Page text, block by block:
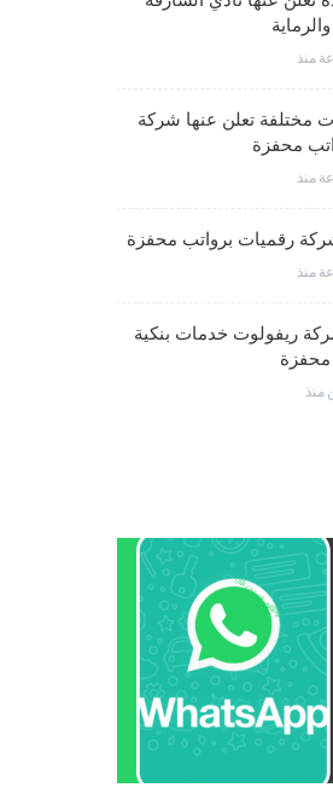
مختلفة تعلن عنها شركة
محفزة
رقميات برواتب محفزة
ريفولوت خدمات بنكية
محفزة
منذ